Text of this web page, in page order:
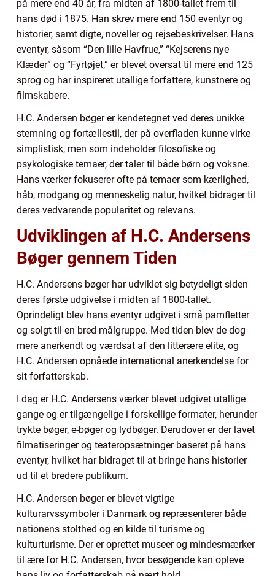
på mere end 40 år, fra midten af 1800-tallet frem til
hans død i 1875. Han skrev mere end 150 eventyr og
historier, samt digte, noveller og rejsebeskrivelser. Hans
eventyr, såsom “Den lille Havfrue,” “Kejserens nye
Klæder” og “Fyrtøjet,” er blevet oversat til mere end 125
sprog og har inspireret utallige forfattere, kunstnere og
filmskabere.
H.C. Andersen bøger er kendetegnet ved deres unikke
stemning og fortællestil, der på overfladen kunne virke
simplistisk, men som indeholder filosofiske og
psykologiske temaer, der taler til både børn og voksne.
Hans værker fokuserer ofte på temaer som kærlighed,
håb, modgang og menneskelig natur, hvilket bidrager til
deres vedvarende popularitet og relevans.
Udviklingen af H.C. Andersens
Bøger gennem Tiden
H.C. Andersens bøger har udviklet sig betydeligt siden
deres første udgivelse i midten af 1800-tallet.
Oprindeligt blev hans eventyr udgivet i små pamfletter
og solgt til en bred målgruppe. Med tiden blev de dog
mere anerkendt og værdsat af den litterære elite, og
H.C. Andersen opnåede international anerkendelse for
sit forfatterskab.
I dag er H.C. Andersens værker blevet udgivet utallige
gange og er tilgængelige i forskellige formater, herunder
trykte bøger, e-bøger og lydbøger. Derudover er der lavet
filmatiseringer og teateropsætninger baseret på hans
eventyr, hvilket har bidraget til at bringe hans historier
ud til et bredere publikum.
H.C. Andersen bøger er blevet vigtige
kulturarvssymboler i Danmark og repræsenterer både
nationens stolthed og en kilde til turisme og
kulturturisme. Der er oprettet museer og mindesmærker
til ære for H.C. Andersen, hvor besøgende kan opleve